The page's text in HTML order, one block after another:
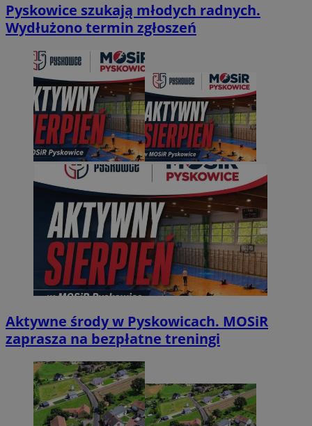
Pyskowice szukają młodych radnych.
Wydłużono termin zgłoszeń
Aktywne środy w Pyskowicach. MOSiR
zaprasza na bezpłatne treningi